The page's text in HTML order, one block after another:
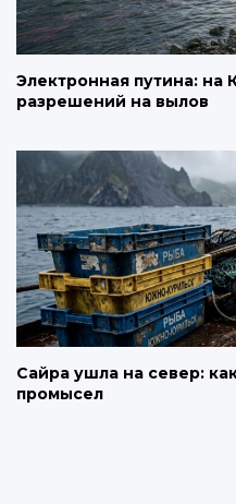
Электронная путина: на
разрешений на вылов
Сайра ушла на север:
промысел